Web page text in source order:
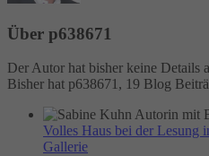
Über p638671
Der Autor hat bisher keine Details
Bisher hat p638671, 19 Blog
Volles Haus bei der Lesung
Gallerie